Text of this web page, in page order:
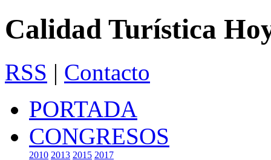
Calidad Turística
RSS | Contacto
PORTADA
CONGRESOS
2010 2013 2015 2017